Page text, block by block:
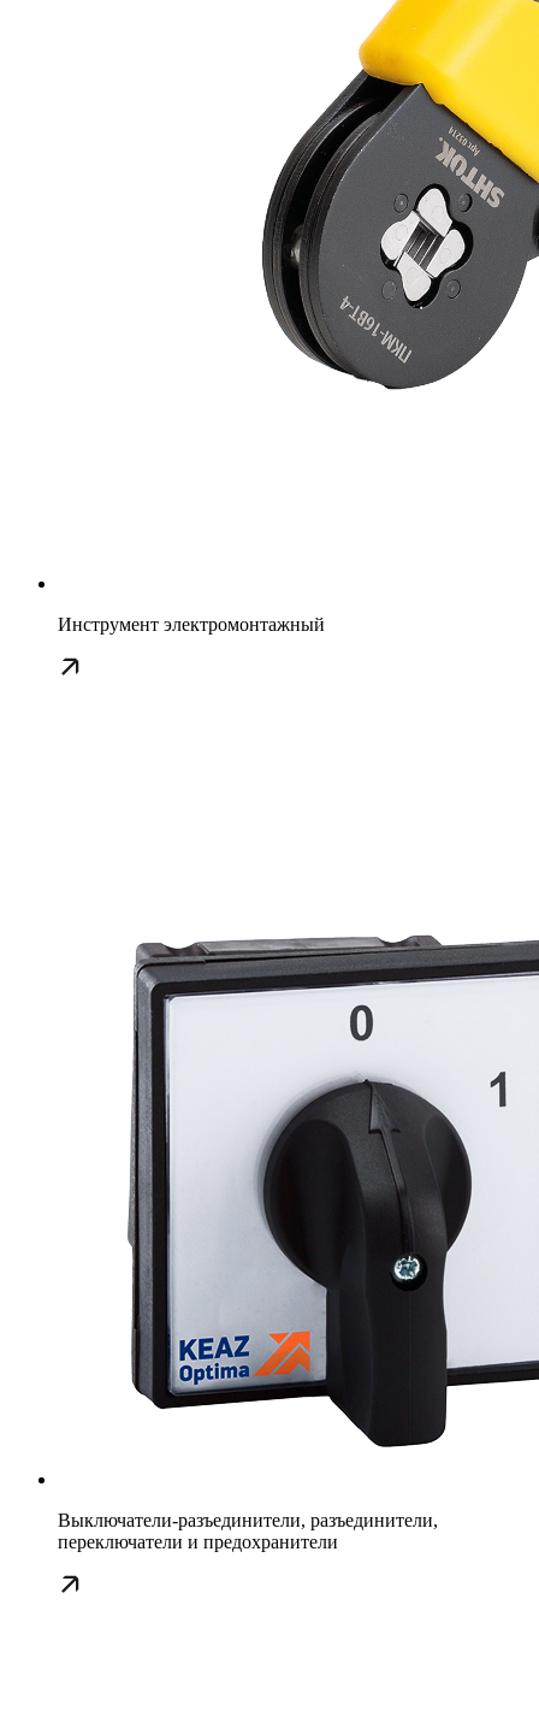
Инструмент электромонтажный
Выключатели-разъединители, разъединители,
переключатели и предохранители